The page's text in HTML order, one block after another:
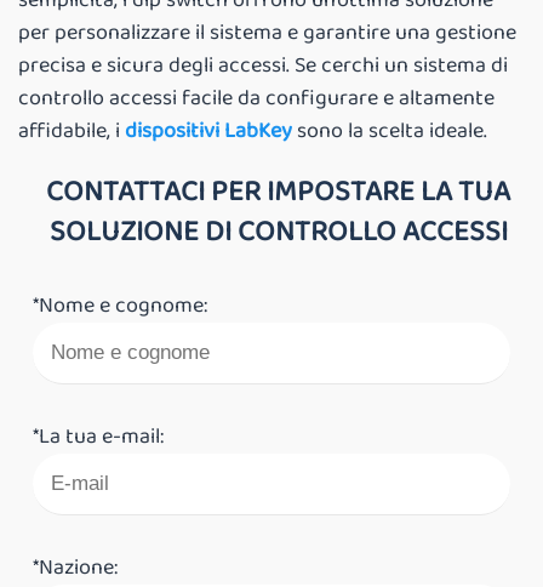
per personalizzare il sistema e garantire una gestione
precisa e sicura degli accessi. Se cerchi un sistema di
controllo accessi facile da configurare e altamente
affidabile, i dispositivi LabKeysono la scelta ideale.
CONTATTACI PER IMPOSTARE LA TUA
SOLUZIONE DI CONTROLLO ACCESSI
*Nome e cognome:
*La tua e-mail:
*Nazione: